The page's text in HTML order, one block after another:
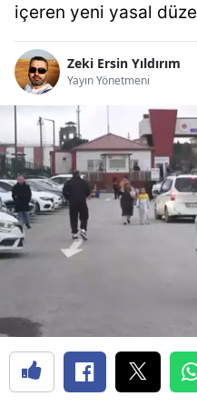
içeren yeni yasal
Zeki Ersin Yıldırım
Yayın Yönetmeni